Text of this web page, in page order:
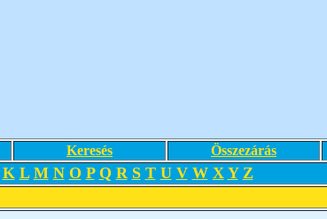
Keresés Összezárás
K L M N O P Q R S T U V W X Y Z